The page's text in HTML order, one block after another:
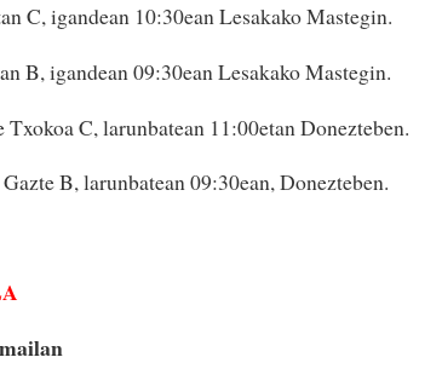
C, igandean 10:30ean Lesakako Mastegin.
B, igandean 09:30ean Lesakako Mastegin.
Txokoa C, larunbatean 11:00etan Donezteben.
B, larunbatean 09:30ean, Donezteben.